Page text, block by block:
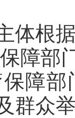
体根
保障
保障
群众